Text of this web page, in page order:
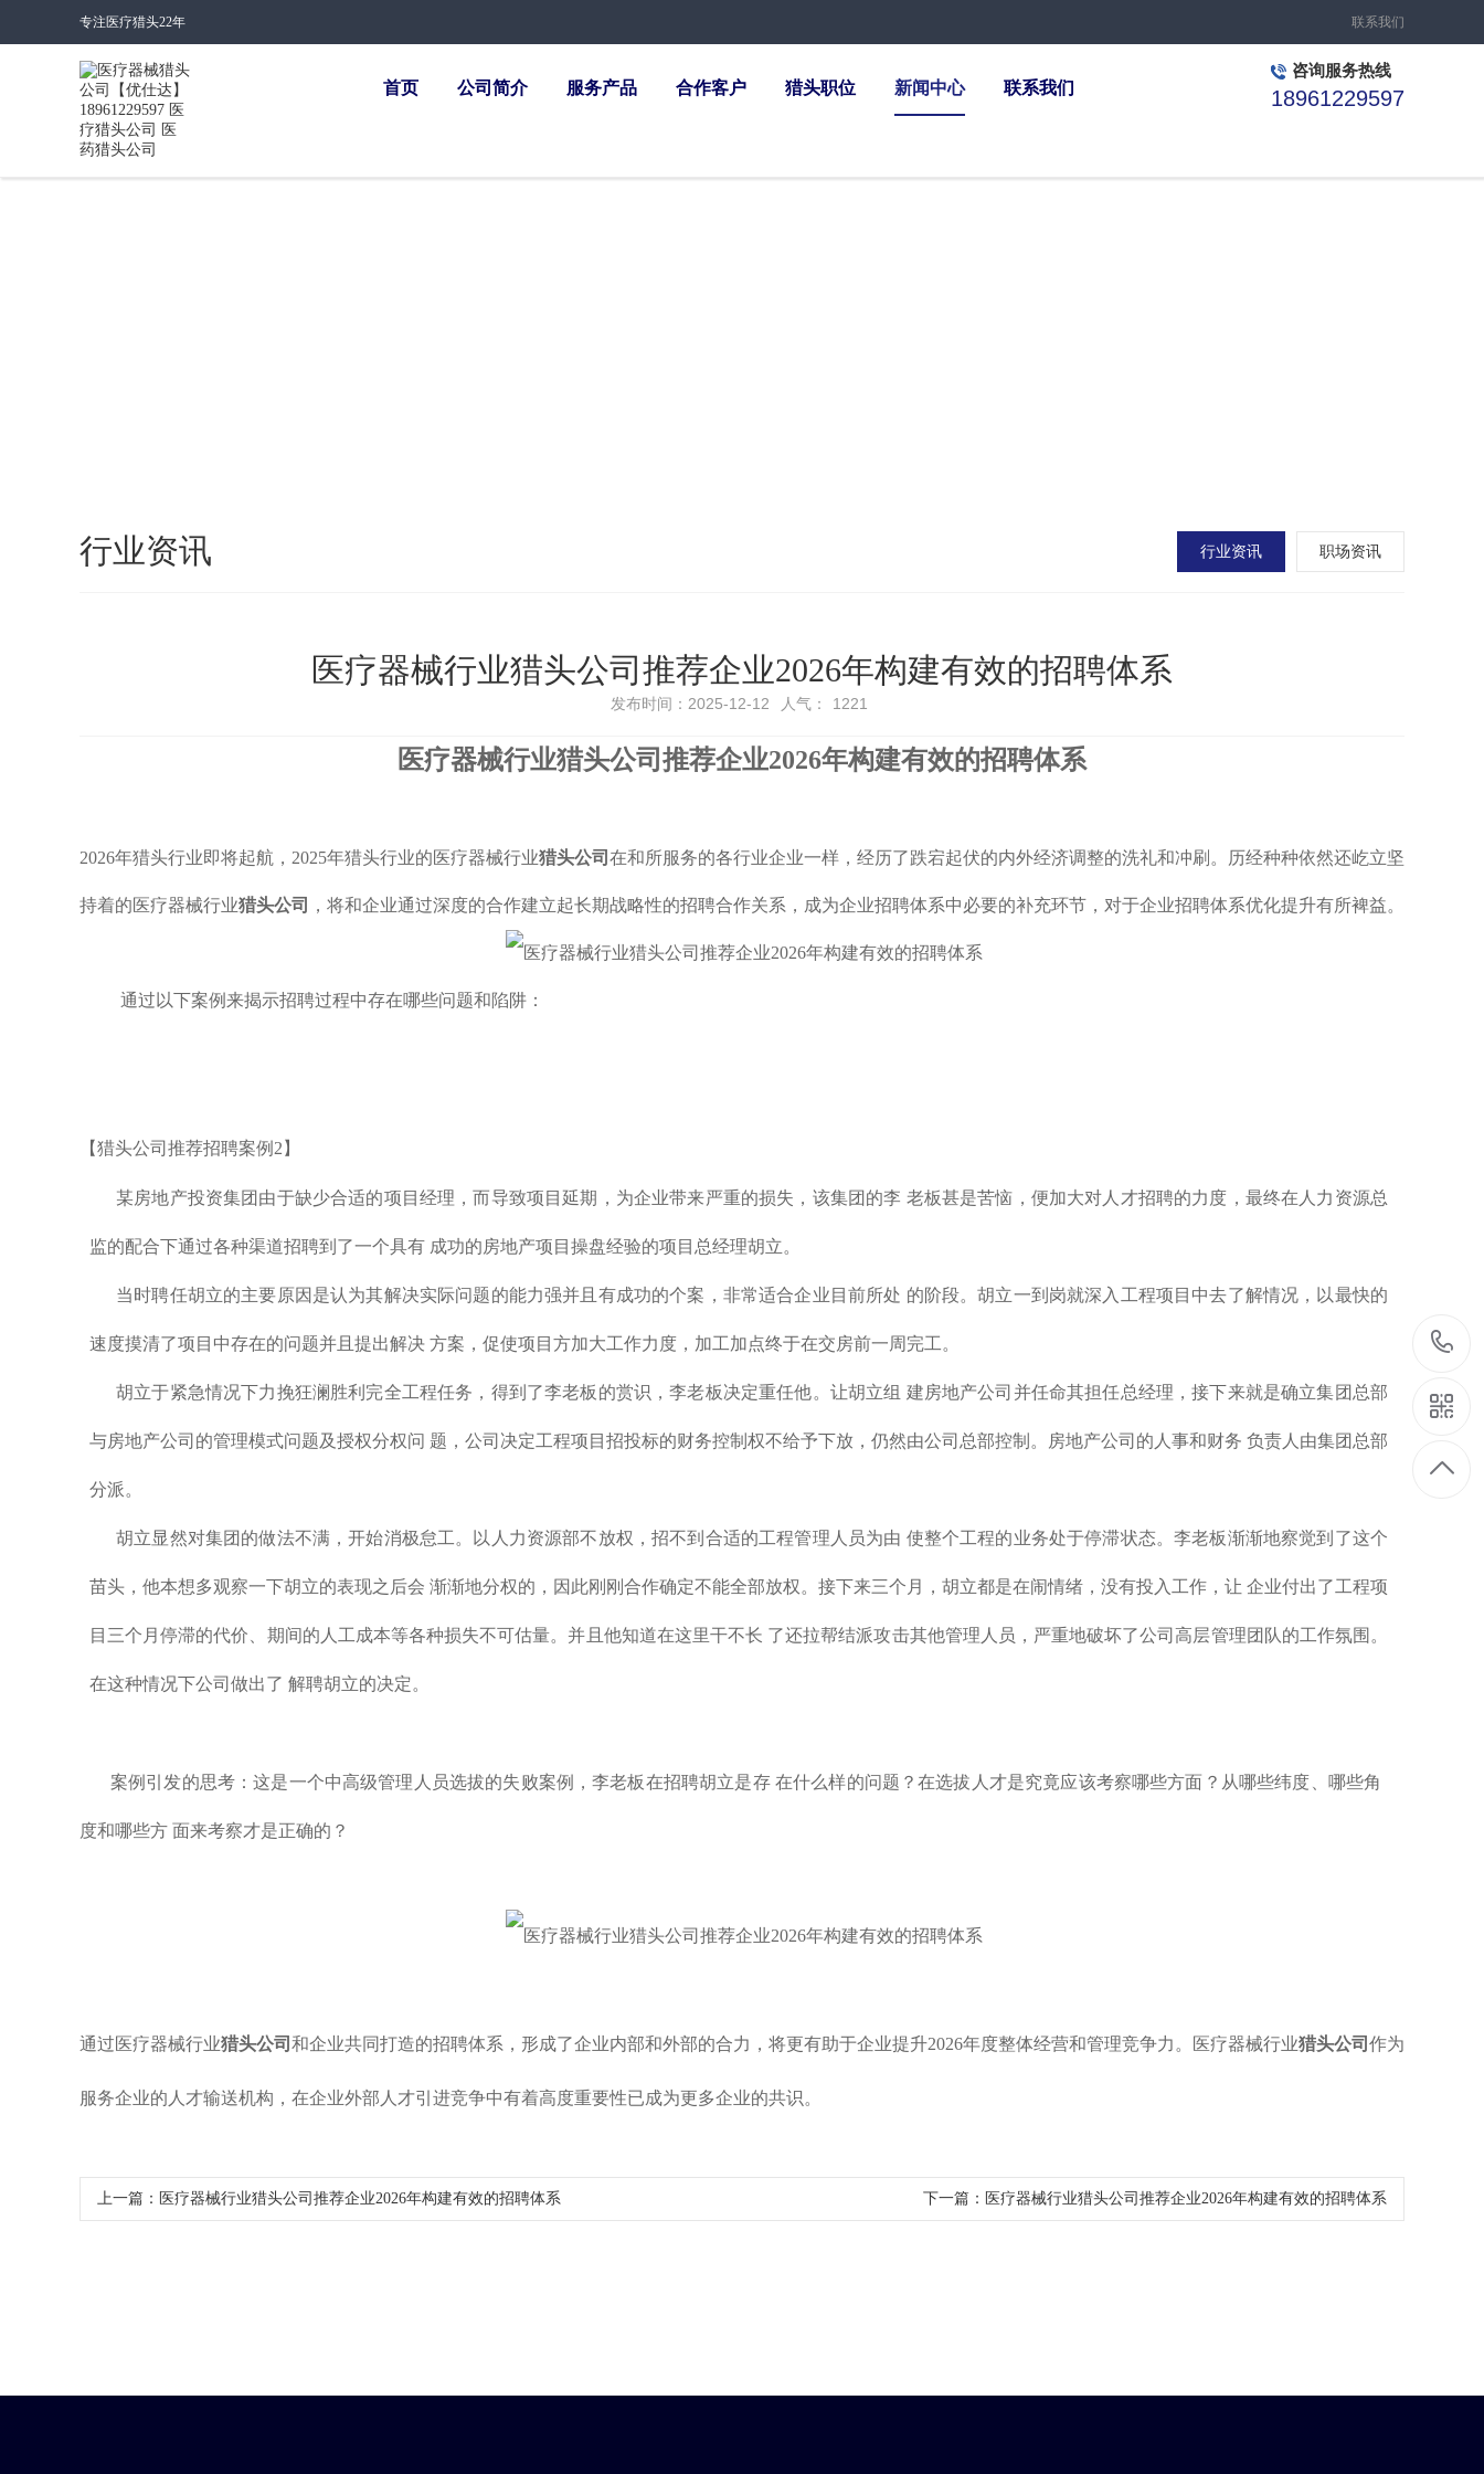
专注医疗猎头22年 联系我们
首页 公司简介 服务产品 合作客户 猎头职位 新闻中心 联系我们
咨询服务热线
18961229597
行业资讯 行业资讯 职场资讯
医疗器械行业​猎头公司推荐企业2026年构建有效的招聘体系
发布时间：2025-12-12 人气： 1221
医疗器械行业猎头公司推荐企业2026年构建有效的招聘体系
2026年猎头行业即将起航，2025年猎头行业的医疗器械行业猎头公司 在和所服务的各行业企业一样，经历了跌宕起伏的内外经济调整的洗礼和冲刷。历经种种依然还屹立坚
持着的医疗器械行业猎头公司 ，将和企业通过深度的合作建立起长期战略性的招聘合作关系，成为企业招聘体系中必要的补充环节，对于企业招聘体系优化提升有所裨益。
通过以下案例来揭示招聘过程中存在哪些问题和陷阱：
【猎头公司推荐招聘案例2】
某房地产投资集团由于缺少合适的项目经理，而导致项目延期，为企业带来严重的损失，该集团的李 老板甚是苦恼，便加大对人才招聘的力度，最终在人力资源总
监的配合下通过各种渠道招聘到了一个具有 成功的房地产项目操盘经验的项目总经理胡立。
当时聘任胡立的主要原因是认为其解决实际问题的能力强并且有成功的个案，非常适合企业目前所处 的阶段。胡立一到岗就深入工程项目中去了解情况，以最快的
速度摸清了项目中存在的问题并且提出解决 方案，促使项目方加大工作力度，加工加点终于在交房前一周完工。
胡立于紧急情况下力挽狂澜胜利完全工程任务，得到了李老板的赏识，李老板决定重任他。让胡立组 建房地产公司并任命其担任总经理，接下来就是确立集团总部
与房地产公司的管理模式问题及授权分权问 题，公司决定工程项目招投标的财务控制权不给予下放，仍然由公司总部控制。房地产公司的人事和财务 负责人由集团总部
分派。
胡立显然对集团的做法不满，开始消极怠工。以人力资源部不放权，招不到合适的工程管理人员为由 使整个工程的业务处于停滞状态。李老板渐渐地察觉到了这个
苗头，他本想多观察一下胡立的表现之后会 渐渐地分权的，因此刚刚合作确定不能全部放权。接下来三个月，胡立都是在闹情绪，没有投入工作，让 企业付出了工程项
目三个月停滞的代价、期间的人工成本等各种损失不可估量。并且他知道在这里干不长 了还拉帮结派攻击其他管理人员，严重地破坏了公司高层管理团队的工作氛围。
在这种情况下公司做出了 解聘胡立的决定。
案例引发的思考：这是一个中高级管理人员选拔的失败案例，李老板在招聘胡立是存 在什么样的问题？在选拔人才是究竟应该考察哪些方面？从哪些纬度、哪些角
度和哪些方 面来考察才是正确的？
通过医疗器械行业猎头公司 和企业共同打造的招聘体系，形成了企业内部和外部的合力，将更有助于企业提升2026年度整体经营和管理竞争力。医疗器械行业猎头公司 作为
服务企业的人才输送机构，在企业外部人才引进竞争中有着高度重要性已成为更多企业的共识。
上一篇： 医疗器械行业猎头公司推荐企业2026年构建有效的招聘体系 下一篇： 医疗器械行业猎头公司推荐企业2026年构建有效的招聘体系